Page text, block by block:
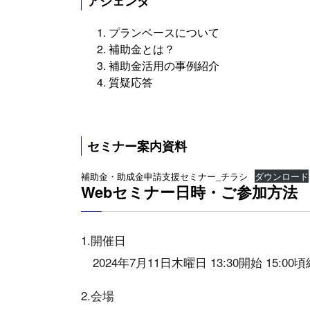
プランベースについて
補助金とは？
補助金活用の事例紹介
質疑応答
セミナー案内資料
補助金・助成金申請支援セミナー_チラシ ダウンロード
Webセミナー日時・ご参加方法
1.開催日
2024年7月11日木曜日 13:30開始 15:00
2.会場